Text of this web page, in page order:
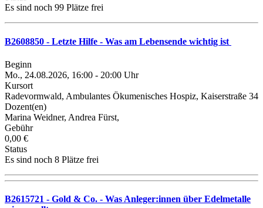
Es sind noch 99 Plätze frei
B2608850 - Letzte Hilfe - Was am Lebensende wichtig ist
Beginn
Mo., 24.08.2026, 16:00 - 20:00 Uhr
Kursort
Radevormwald, Ambulantes Ökumenisches Hospiz, Kaiserstraße 34
Dozent(en)
Marina Weidner, Andrea Fürst,
Gebühr
0,00 €
Status
Es sind noch 8 Plätze frei
B2615721 - Gold & Co. - Was Anleger:innen über Edelmetalle